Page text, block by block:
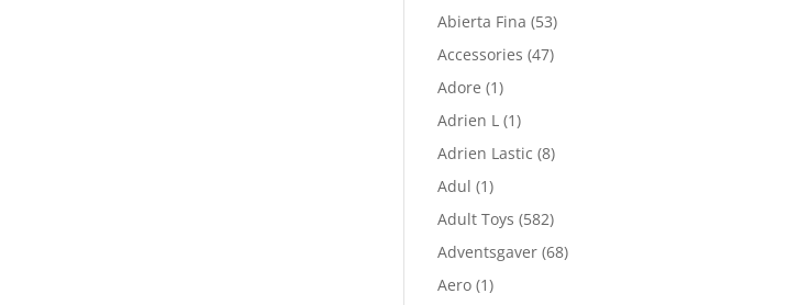
Abierta Fina (53)
Accessories (47)
Adore (1)
Adrien L (1)
Adrien Lastic (8)
Adul (1)
Adult Toys (582)
Adventsgaver (68)
Aero (1)